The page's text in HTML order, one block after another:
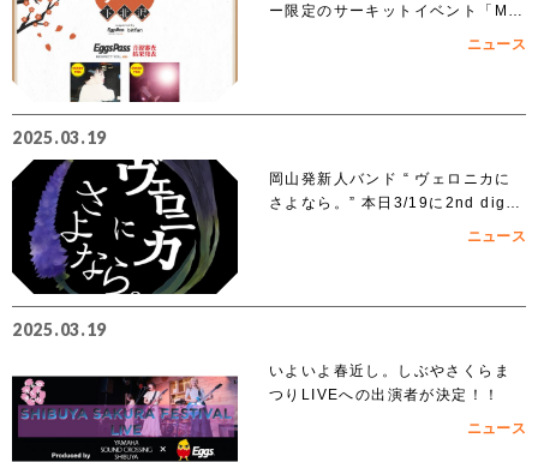
ー限定のサーキットイベント「MIK
ニュース
2025.03.19
岡山発新人バンド “ ヴェロニカに
さよなら。” 本日3/19に2nd digit
ニュース
2025.03.19
いよいよ春近し。しぶやさくらま
つりLIVEへの出演者が決定！！
ニュース